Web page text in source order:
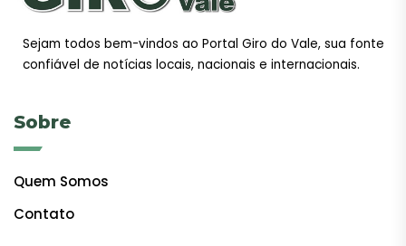
Sejam todos bem-vindos ao Portal Giro do Vale, sua fonte
confiável de notícias locais, nacionais e internacionais.
Sobre
Quem Somos
Contato